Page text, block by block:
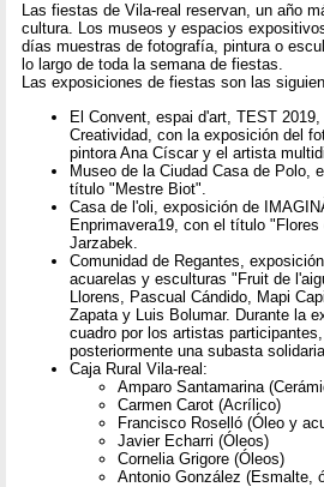
Las fiestas de Vila-real reservan, un año
cultura. Los museos y espacios
días muestras de fotografía, pintura o
lo largo de toda la semana de fiestas.
Las exposiciones de fiestas son las
El Convent, espai d'art, TEST
Creatividad, con la exposición del
pintora Ana Císcar y el artista
Museo de la Ciudad Casa de Polo,
título "Mestre Biot".
Casa de l'oli, exposición de
Enprimavera19, con el título "Flores
Jarzabek.
Comunidad de Regantes,
acuarelas y esculturas "Fruit de
Llorens, Pascual Cándido, Mapi
Zapata y Luis Bolumar. Durante la
cuadro por los artistas
posteriormente una subasta solidaria.
Caja Rural Vila-real:
Amparo Santamarina
Carmen Carot (Acrílico)
Francisco Roselló (Óleo y
Javier Echarri (Óleos)
Cornelia Grigore (Óleos)
Antonio González (Esmalte,